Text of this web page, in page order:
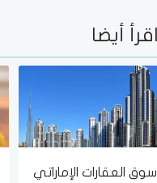
اقرأ أيضا
سوق العقارات الإماراتي